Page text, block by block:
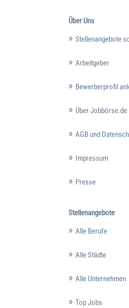
Über Uns
Stellenangebote
Arbeitgeber
Bewerberprofil
Über Jobbörse.de
AGB und
Impressum
Presse
Stellenangebote
Alle Berufe
Alle Städte
Alle Unternehmen
Top Jobs